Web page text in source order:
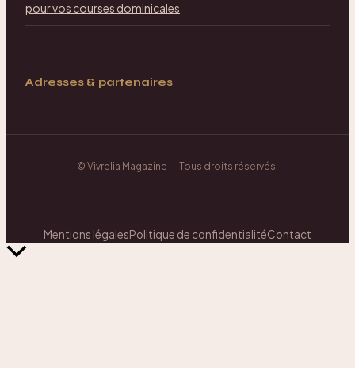
pour vos courses dominicales
Adresses & partenaires
© Vivrelia Magazine — Tous droits réservés.
Mentions légalesPolitique de confidentialitéContact